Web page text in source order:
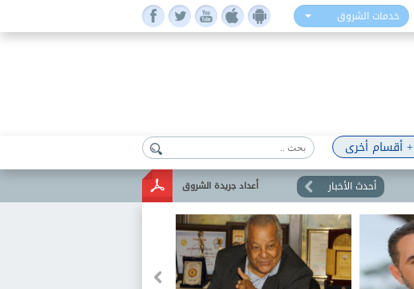
خدمات الشروق
+ أقسام أخرى
أعداد جريدة الشروق أحدث الأخبار